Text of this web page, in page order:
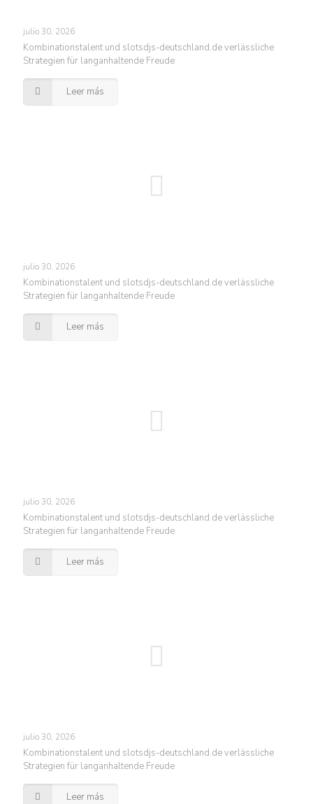
julio 30, 2026
Kombinationstalent und slotsdjs-deutschland.de verlässliche
Strategien für langanhaltende Freude
Leer más
julio 30, 2026
Kombinationstalent und slotsdjs-deutschland.de verlässliche
Strategien für langanhaltende Freude
Leer más
julio 30, 2026
Kombinationstalent und slotsdjs-deutschland.de verlässliche
Strategien für langanhaltende Freude
Leer más
julio 30, 2026
Kombinationstalent und slotsdjs-deutschland.de verlässliche
Strategien für langanhaltende Freude
Leer más